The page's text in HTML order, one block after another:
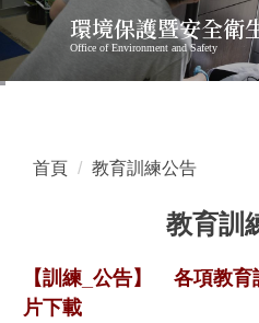
塊
環境保護暨安全衛
Office of Environment and Safety
首頁 教育訓練公告
教育訓
【訓練_公告】
各項教育
片下載